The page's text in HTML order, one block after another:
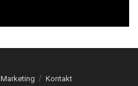
Marketing Kontakt